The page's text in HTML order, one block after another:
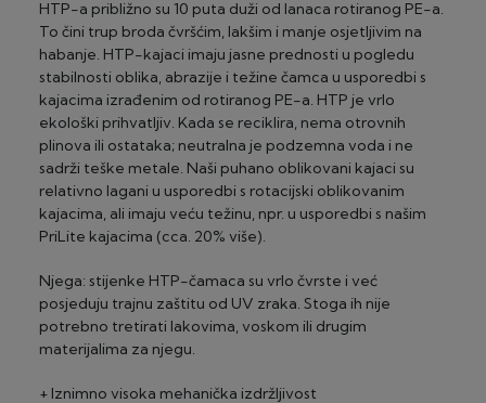
HTP-a približno su 10 puta duži od lanaca rotiranog PE-a.
To čini trup broda čvršćim, lakšim i manje osjetljivim na
habanje. HTP-kajaci imaju jasne prednosti u pogledu
stabilnosti oblika, abrazije i težine čamca u usporedbi s
kajacima izrađenim od rotiranog PE-a. HTP je vrlo
ekološki prihvatljiv. Kada se reciklira, nema otrovnih
plinova ili ostataka; neutralna je podzemna voda i ne
sadrži teške metale. Naši puhano oblikovani kajaci su
relativno lagani u usporedbi s rotacijski oblikovanim
kajacima, ali imaju veću težinu, npr. u usporedbi s našim
PriLite kajacima (cca. 20% više).
Njega: stijenke HTP-čamaca su vrlo čvrste i već
posjeduju trajnu zaštitu od UV zraka. Stoga ih nije
potrebno tretirati lakovima, voskom ili drugim
materijalima za njegu.
+ Iznimno visoka mehanička izdržljivost